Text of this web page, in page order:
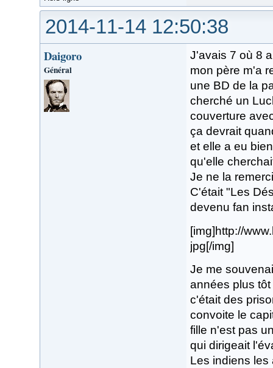
2014-11-14 12:50:38
Daigoro
Général
J'avais 7 où 8
mon père m'a
une BD de la
cherché un
couverture
ça devrait
et elle a eu
qu'elle
Je ne la
C'était "Les
devenu fan
[img]http://
jpg[/img]
Je me
années plus
c'était des
convoite le
fille n'est pas
qui dirigeait
Les indiens les